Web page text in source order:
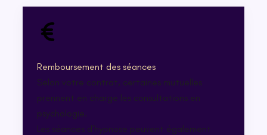
Remboursement des séances
Selon votre contrat, certaines mutuelles
prennent en charge les consultations en
psychologie.
Les séances d’hypnose peuvent également